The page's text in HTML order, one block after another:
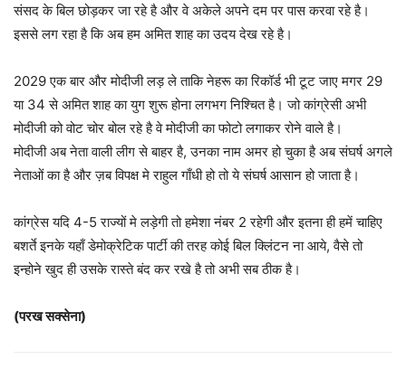
संसद के बिल छोड़कर जा रहे है और वे अकेले अपने दम पर पास करवा रहे है।
इससे लग रहा है कि अब हम अमित शाह का उदय देख रहे है।
2029 एक बार और मोदीजी लड़ ले ताकि नेहरू का रिकॉर्ड भी टूट जाए मगर 29
या 34 से अमित शाह का युग शुरू होना लगभग निश्चित है। जो कांग्रेसी अभी
मोदीजी को वोट चोर बोल रहे है वे मोदीजी का फोटो लगाकर रोने वाले है।
मोदीजी अब नेता वाली लीग से बाहर है, उनका नाम अमर हो चुका है अब संघर्ष अगले
नेताओं का है और ज़ब विपक्ष मे राहुल गाँधी हो तो ये संघर्ष आसान हो जाता है।
कांग्रेस यदि 4-5 राज्यों मे लड़ेगी तो हमेशा नंबर 2 रहेगी और इतना ही हमें चाहिए
बशर्ते इनके यहाँ डेमोक्रेटिक पार्टी की तरह कोई बिल क्लिंटन ना आये, वैसे तो
इन्होने खुद ही उसके रास्ते बंद कर रखे है तो अभी सब ठीक है।
(परख सक्सेना)